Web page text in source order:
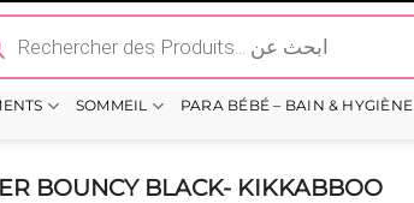
SOMMEIL PARA BÉBÉ – BAIN & HYGIÈNE
BOUNCY BLACK- KIKKABBOO